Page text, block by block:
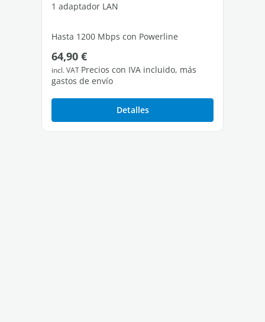
1 adaptador LAN
Hasta 1200 Mbps con Powerline
1 puerto LAN Gigabit libre
Precio normal:
64,90 €
incl. VAT Precios con IVA incluido, más
gastos de envío
Detalles